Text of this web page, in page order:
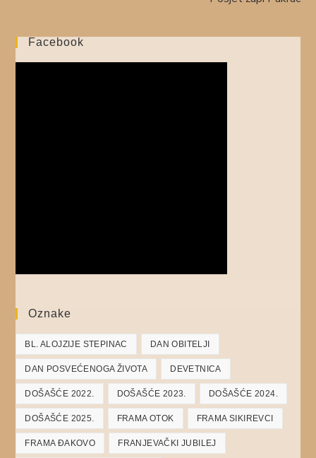
Facebook
Oznake
BL. ALOJZIJE STEPINAC DAN OBITELJI
DAN POSVEĆENOGA ŽIVOTA DEVETNICA
DOŠAŠĆE 2022. DOŠAŠĆE 2023. DOŠAŠĆE 2024.
DOŠAŠĆE 2025. FRAMA OTOK FRAMA SIKIREVCI
FRAMA ĐAKOVO FRANJEVAČKI JUBILEJ